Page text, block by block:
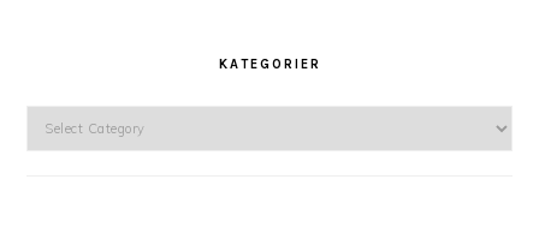
KATEGORIER